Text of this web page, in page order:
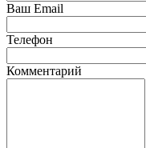
Ваш Email
Телефон
Комментарий